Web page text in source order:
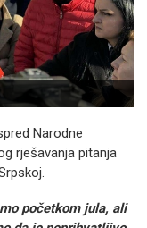
Narodne
rješavanja pitanja
početkom jula, ali